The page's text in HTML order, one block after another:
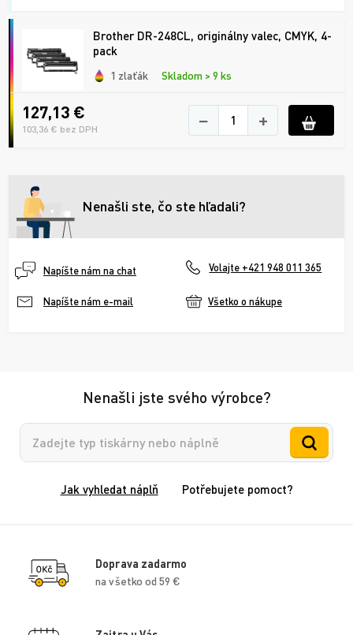
Brother DR-248CL, originálny valec, CMYK, 4-
pack
1 zlaťák Skladom > 9 ks
127,13 €
103,36 € bez DPH − +
Nenašli ste, čo ste hľadali?
Napíšte nám na chat Volajte +421 948 011 365
Napíšte nám e-mail Všetko o nákupe
Nenašli jste svého výrobce?
Vyhledávání
Jak vyhledat náplň Potřebujete pomoct?
Doprava zadarmo
na všetko od 59 €